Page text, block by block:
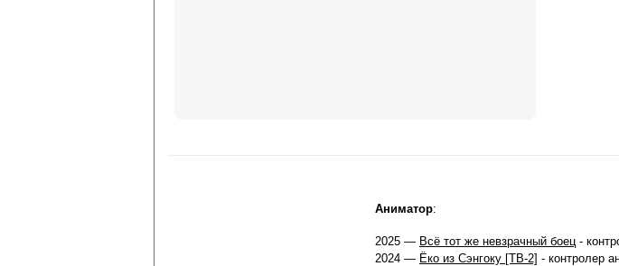
Аниматор:
2025 — Всё тот же невзрачный боец-
2024 — Ёко из Сэнгоку [ТВ-2] - контролер